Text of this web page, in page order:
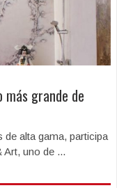
más grande de
alta gama, participa
Art, uno de ...